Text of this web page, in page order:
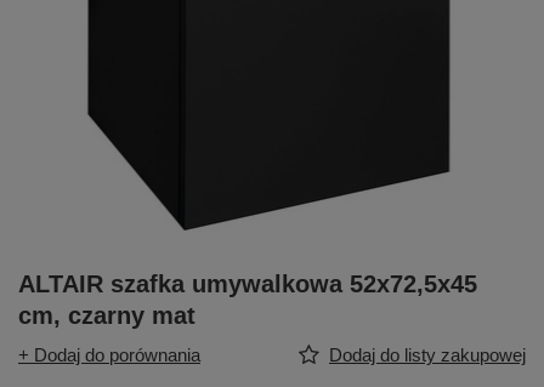
ALTAIR szafka umywalkowa 52x72,5x45
cm, czarny mat
+ Dodaj do porównania Dodaj do listy zakupowej